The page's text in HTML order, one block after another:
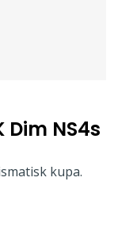
Dim NS4s
kupa.